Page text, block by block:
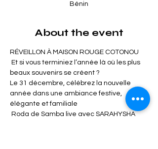
Bénin
About the event
RÉVEILLON À MAISON ROUGE COTONOU
Et si vous terminiez l’année là où les plus
beaux souvenirs se créent ?
Le 31 décembre, célébrez la nouvelle
année dans une ambiance festive,
élégante et familiale
Roda de Samba live avec SARAHYSHA